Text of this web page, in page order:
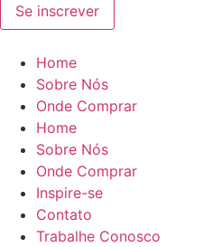
Se inscrever
Home
Sobre Nós
Onde Comprar
Home
Sobre Nós
Onde Comprar
Inspire-se
Contato
Trabalhe Conosco